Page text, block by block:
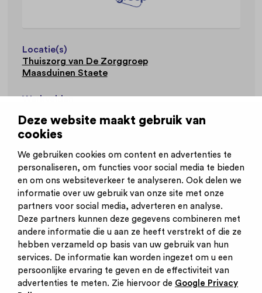
Deze website maakt gebruik van
cookies
We gebruiken cookies om content en advertenties te
personaliseren, om functies voor social media te bieden
en om ons websiteverkeer te analyseren. Ook delen we
informatie over uw gebruik van onze site met onze
partners voor social media, adverteren en analyse.
Deze partners kunnen deze gegevens combineren met
andere informatie die u aan ze heeft verstrekt of die ze
hebben verzameld op basis van uw gebruik van hun
services. De informatie kan worden ingezet om u een
persoonlijke ervaring te geven en de effectiviteit van
advertenties te meten. Zie hiervoor de Google Privacy
Locatie(s)
Thuiszorg van De Zorggroep
Maasduinen Staete
Werkvelden
Website
www.dezorggroep.nl
Inschrijven nieuwsbrief
Inloggen
Contact
Privacy statement